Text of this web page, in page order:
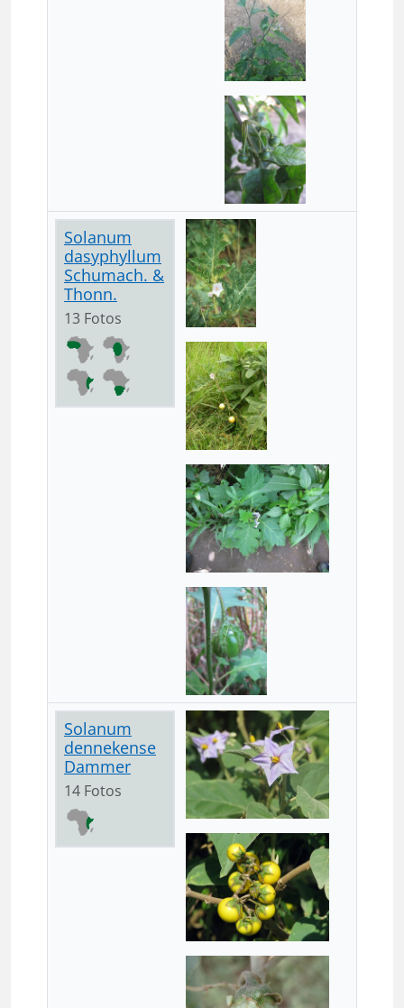
Solanum
dasyphyllum
Schumach. &
Thonn.
13 Fotos
Solanum
dennekense
Dammer
14 Fotos